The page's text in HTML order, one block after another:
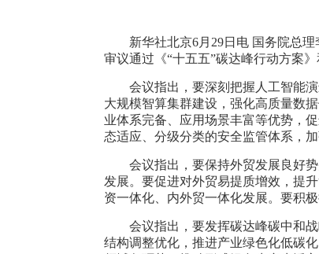
新华社北京6月29日电 国务院总
审议通过《“十五五”碳达峰行动方案》
会议指出，要深刻把握人工智能
大规模智算集群建设，强化高质量数
业体系完备、应用场景丰富等优势，
态适应、分级分类的安全监管体系，
会议指出，要保持外贸发展良好
发展。要促进对外贸易提质增效，提
资一体化、内外贸一体化发展。要积
会议指出，要发挥碳达峰碳中和
结构调整优化，推进产业绿色化低碳